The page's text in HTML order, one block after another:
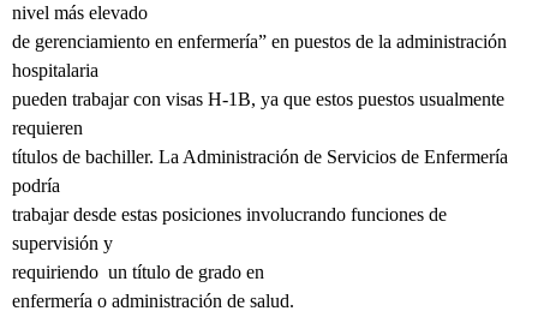
nivel más elevado
de gerenciamiento en enfermería” en puestos de la administración
hospitalaria
pueden trabajar con visas H-1B, ya que estos puestos usualmente
requieren
títulos de bachiller. La Administración de Servicios de Enfermería
podría
trabajar desde estas posiciones involucrando funciones de
supervisión y
requiriendo un título de grado en
enfermería o administración de salud.